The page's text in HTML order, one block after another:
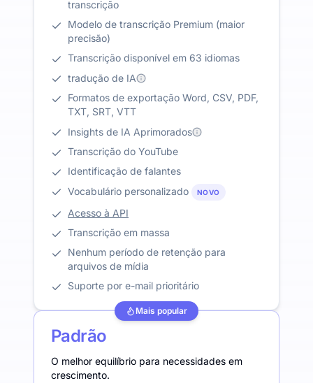
transcrição
Modelo de transcrição Premium (maior
precisão)
Transcrição disponível em 63 idiomas
tradução de IA
Formatos de exportação Word, CSV, PDF,
TXT, SRT, VTT
Insights de IA Aprimorados
Transcrição do YouTube
Identificação de falantes
Vocabulário personalizado
NOVO
Acesso à API
Transcrição em massa
Nenhum período de retenção para
arquivos de mídia
Suporte por e-mail prioritário
Mais popular
Padrão
O melhor equilíbrio para necessidades em
crescimento.